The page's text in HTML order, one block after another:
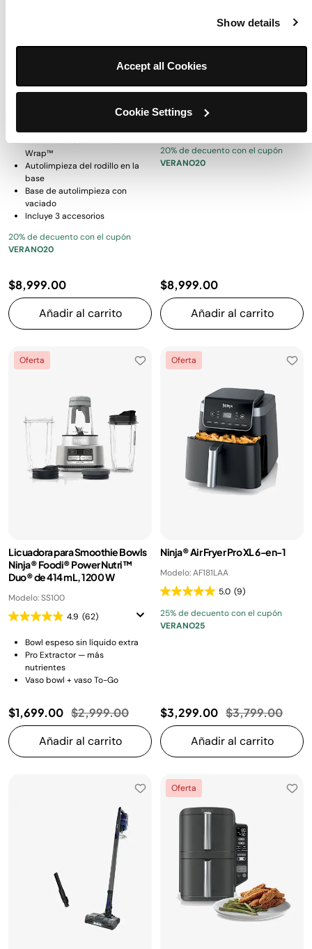
Show details
Accept all Cookies
Cookie Settings
Detect™ con autolimpieza y
Modelo: IW4521LAA
PowerFins™ con Anti-Hair
Wrap™
Autolimpieza del rodillo en la
base
Base de autolimpieza con
vaciado
Incluye 3 accesorios
20% de decuento con el cupón
VERANO20
$8,999.00
Añadir al carrito
Swirl™ – Máquina para hacer
helados y soft serve 13‑en‑1
20% de decuento con el cupón
VERANO20
$8,999.00
Añadir al carrito
Oferta
Licuadora para Smoothie Bowls
Ninja® Foodi® Power Nutri™
Duo® de 414 mL, 1200 W
Modelo: SS100
4.9 (62)
Bowl espeso sin líquido extra
Pro Extractor — más
nutrientes
Vaso bowl + vaso To-Go
$1,699.00 Precio reducido de
$2,999.00a
Añadir al carrito
Oferta
Ninja® Air Fryer Pro XL 6-en-1
Modelo: AF181LAA
5.0 (9)
25% de decuento con el cupón
VERANO25
$3,299.00 Precio
$3,799.00a
Añadir al carrito
Oferta